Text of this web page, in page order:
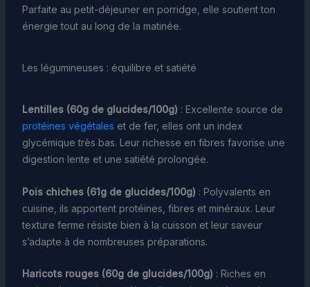
Parfaite au petit-déjeuner en porridge, elle soutient ton
énergie tout au long de la matinée.
Les légumineuses : équilibre et satiété
Lentilles (60g de glucides/100g) : Excellente source de
protéines végétales et de fer, elles ont un index
glycémique très bas. Leur richesse en fibres favorise une
digestion lente et une satiété prolongée.
Pois chiches (61g de glucides/100g) : Polyvalents en
cuisine, ils apportent protéines, fibres et minéraux. Leur
texture ferme résiste bien à la cuisson et leur saveur
s’adapte à de nombreuses préparations.
Haricots rouges (60g de glucides/100g) : Riches en